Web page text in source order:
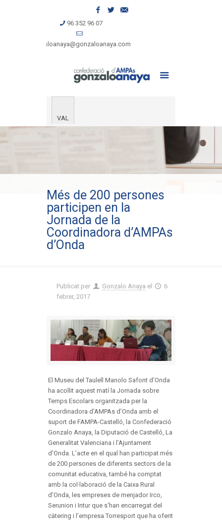
96 352 96 07
gonzaloanaya@gonzaloanaya.com
VAL
Més de 200 persones
participen en la
Jornada de la
Coordinadora d’AMPAs
d’Onda
Publicat per Gonzalo Anaya el
6
febrer, 2017
El Museu del Taulell Manolo Safont d’Onda
ha acollit aquest matí la Jornada sobre
Temps Escolars organitzada per la
Coordinadora d’AMPAs d’Onda amb el
suport de FAMPA-Castelló, la Confederació
Gonzalo Anaya, la Diputació de Castelló, La
Generalitat Valenciana i l’Ajuntament
d’Onda. L’acte en el qual han participat més
de 200 persones de diferents sectors de la
comunitat educativa, també ha comptat
amb la col·laboració de la Caixa Rural
d’Onda, les empreses de menjador Irco,
Serunion i Intur que s’han encarregat del
càtering i l’empresa Torresport que ha oferit